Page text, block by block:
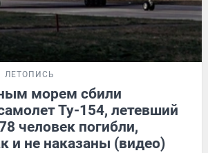
ЛЕТОПИСЬ
морем сбили
Ту-154, летевший
человек погибли,
и не наказаны (видео)